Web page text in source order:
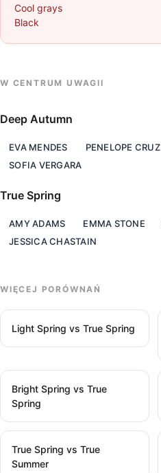
Cool grays
Black
W CENTRUM UWAGII
Deep Autumn
EVA MENDES PENELOPE CRUZ
SOFIA VERGARA
True Spring
AMY ADAMS EMMA STONE
JESSICA CHASTAIN
WIĘCEJ PORÓWNAŃ
Light Spring vs True Spring
Bright Spring vs True
Spring
True Spring vs True
Summer